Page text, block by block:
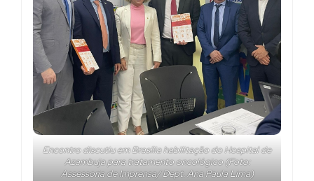
Encontro discutiu em Brasília habilitação do Hospital de
Azambuja para tratamento oncológico (Foto:
Assessoria de Imprensa/ Dept. Ana Paula Lima)